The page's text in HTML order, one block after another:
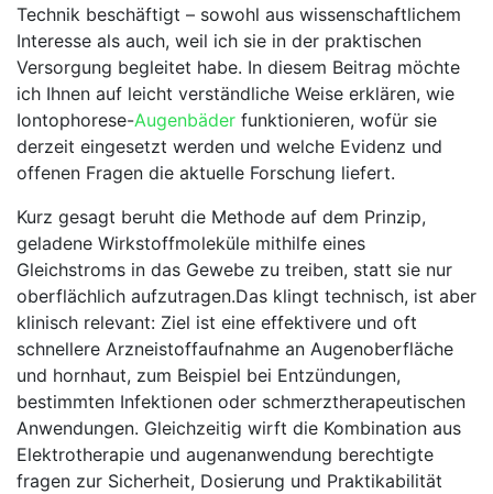
Technik⁤ beschäftigt⁢ – sowohl aus⁣ wissenschaftlichem
Interesse als ​auch,‍ weil ich ​sie in der‍ praktischen
Versorgung begleitet‍ habe. In diesem Beitrag möchte
ich Ihnen ⁢auf leicht verständliche Weise erklären, wie
⁢Iontophorese-Augenbäder funktionieren, wofür sie
‍derzeit eingesetzt werden und⁤ welche Evidenz​ und
offenen Fragen die⁤ aktuelle Forschung liefert.
Kurz gesagt beruht die Methode ​auf dem ​Prinzip,
geladene Wirkstoffmoleküle mithilfe eines
⁢Gleichstroms‍ in​ das Gewebe zu treiben, statt⁤ sie ‌nur⁤
oberflächlich aufzutragen.Das ‌klingt technisch, ist‍ aber
⁢klinisch relevant: Ziel‍ ist eine effektivere und oft
schnellere‍ Arzneistoffaufnahme an Augenoberfläche
und hornhaut,⁣ zum ⁣Beispiel bei Entzündungen,⁣
bestimmten Infektionen ⁤oder schmerztherapeutischen
Anwendungen. Gleichzeitig wirft die Kombination aus
Elektrotherapie und augenanwendung berechtigte
‍fragen zur Sicherheit, Dosierung ⁣und Praktikabilität